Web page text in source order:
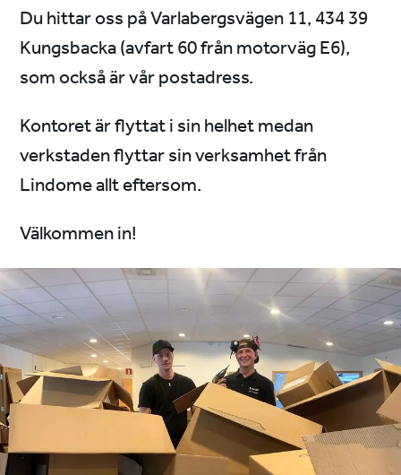
Du hittar oss på Varlabergsvägen 11, 434 39
Kungsbacka (avfart 60 från motorväg E6),
som också är vår postadress.
Kontoret är flyttat i sin helhet medan
verkstaden flyttar sin verksamhet från
Lindome allt eftersom.
Välkommen in!